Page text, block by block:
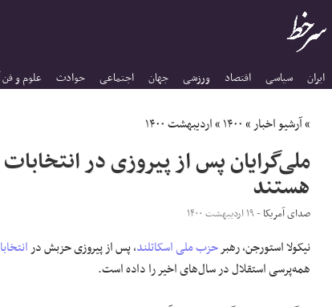
ایران سیاسی اقتصاد ورزشی جهان اجتماعی حوادث علوم و
»آرشیو اخبار»۱۴۰۰»اردیبهشت ۱۴۰۰
ملی‌گرایان پس از پیروزی در
هستند
صدای آمریکا - ۱۹ اردیبهشت ۱۴۰۰
نیکولا استورجن، رهبرحزب ملی اسکاتلند، پس از پیروزی حزبش در
همه‌پرسی استقلال در سال‌های اخیر را داده است.